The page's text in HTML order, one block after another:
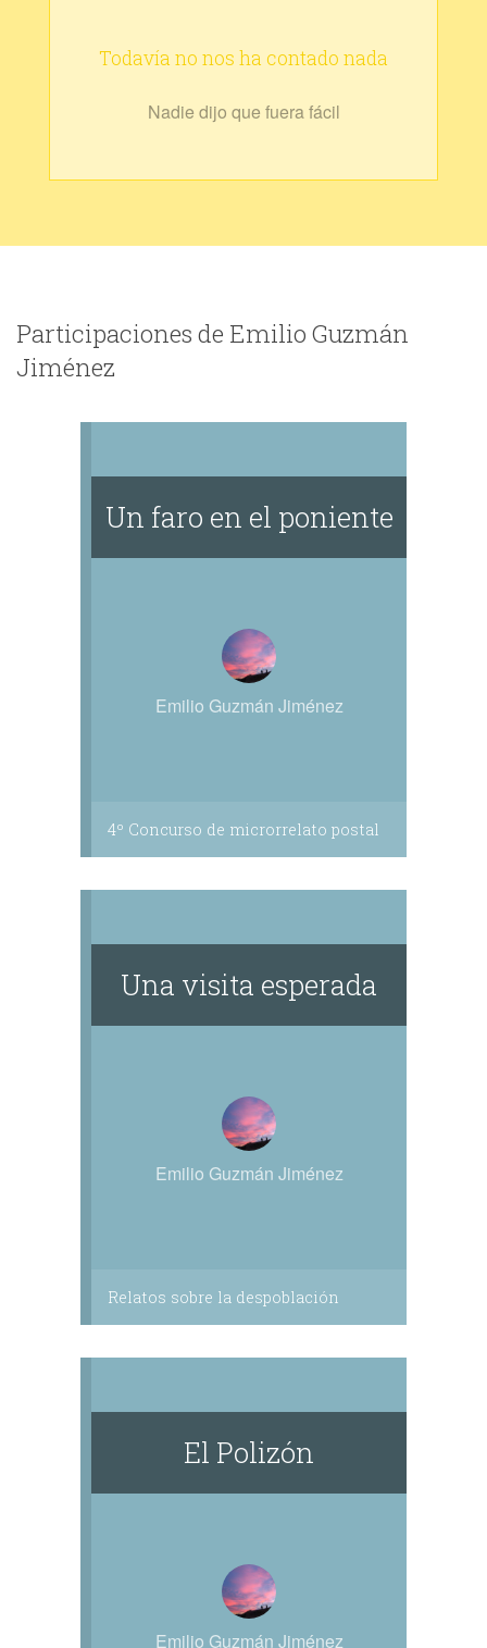
Todavía no nos ha contado nada
Nadie dijo que fuera fácil
Participaciones de Emilio Guzmán
Jiménez
Un faro en el poniente
Emilio Guzmán Jiménez
4º Concurso de microrrelato postal
Una visita esperada
Emilio Guzmán Jiménez
Relatos sobre la despoblación
El Polizón
Emilio Guzmán Jiménez